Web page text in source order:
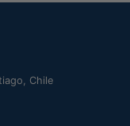
Chile